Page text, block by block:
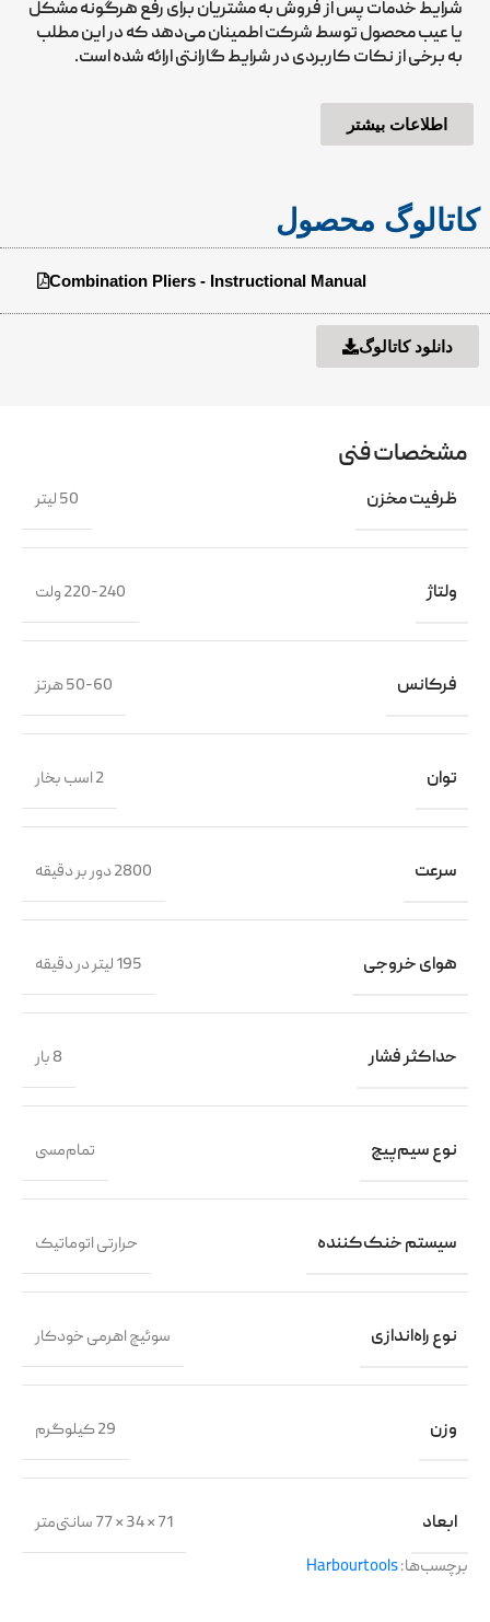
شرایط خدمات پس از فروش به مشتریان برای رفع هرگونه مشکل
یا عیب محصول توسط شرکت اطمینان می‌دهد که در این مطلب
به برخی از نکات کاربردی در شرایط گارانتی ارائه شده است.
اطلاعات بیشتر
کاتالوگ محصول
Combination Pliers - Instructional Manual
دانلود کاتالوگ
مشخصات فنی
ظرفیت مخزن 50 لیتر
ولتاژ 220-240 ولت
فرکانس 50-60 هرتز
توان 2 اسب بخار
سرعت 2800 دور بر دقیقه
هوای خروجی 195 لیتر در دقیقه
حداکثر فشار 8 بار
نوع سیم‌پیچ تمام‌مسی
سیستم خنک‌کننده حرارتی اتوماتیک
نوع راه‌اندازی سوئیچ اهرمی خودکار
وزن 29 کیلوگرم
ابعاد
71 × 34 × 77 سانتی‌متر
برچسب‌ها:Harbourtools